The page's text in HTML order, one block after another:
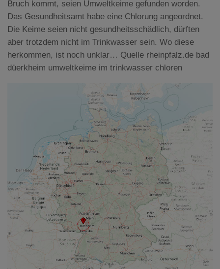
Bruch kommt, seien Umweltkeime gefunden worden.
Das Gesundheitsamt habe eine Chlorung angeordnet.
Die Keime seien nicht gesundheitsschädlich, dürften
aber trotzdem nicht im Trinkwasser sein. Wo diese
herkommen, ist noch unklar… Quelle rheinpfalz.de bad
düerkheim umweltkeime im trinkwasser chloren